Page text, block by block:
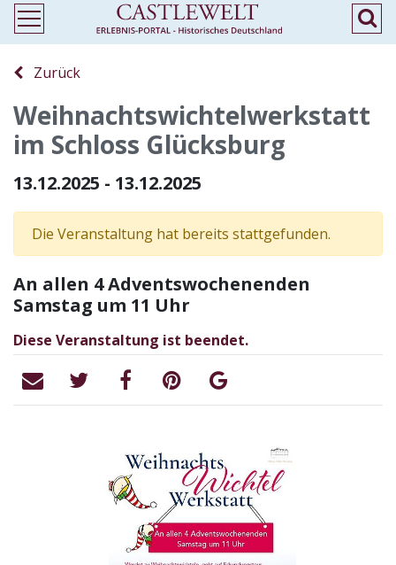
Zurück
Weihnachtswichtelwerkstatt
im Schloss Glücksburg
13.12.2025 - 13.12.2025
Die Veranstaltung hat bereits stattgefunden.
An allen 4 Adventswochenenden
Samstag um 11 Uhr
Diese Veranstaltung ist beendet.